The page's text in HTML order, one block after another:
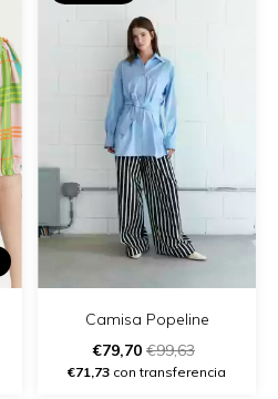
Camisa Popeline
€79,70 €99,63
€71,73 con transferencia